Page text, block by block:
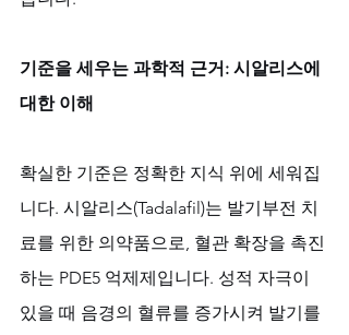
기준을 세우는 과학적 근거: 시알리스에
대한 이해
확실한 기준은 정확한 지식 위에 세워집
니다. 시알리스(Tadalafil)는 발기부전 치
료를 위한 의약품으로, 혈관 확장을 촉진
하는 PDE5 억제제입니다. 성적 자극이
있을 때 음경의 혈류를 증가시켜 발기를